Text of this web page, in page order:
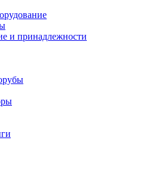
и принадлежности